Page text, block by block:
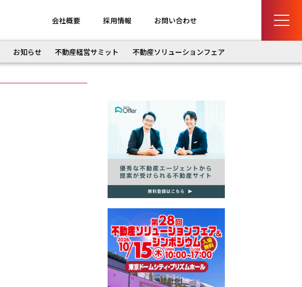
会社概要 採用情報 お問い合わせ
お知らせ 不動産経営サミット 不動産ソリューションフェア